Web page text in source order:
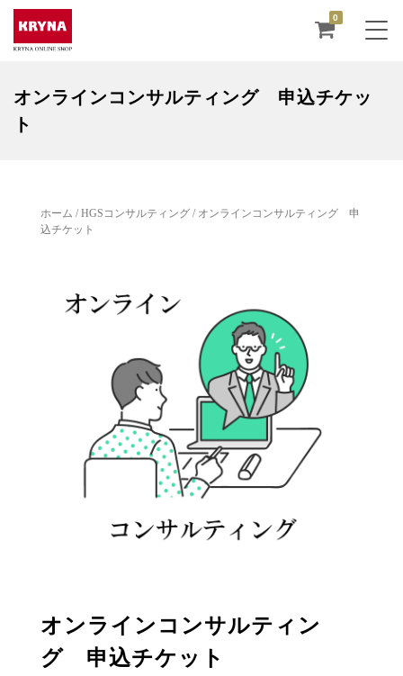
0
オンラインコンサルティング 申込チケッ
ト
ホーム /HGSコンサルティング/ オンラインコンサルティング 申
込チケット
オンラインコンサルティン
グ 申込チケット